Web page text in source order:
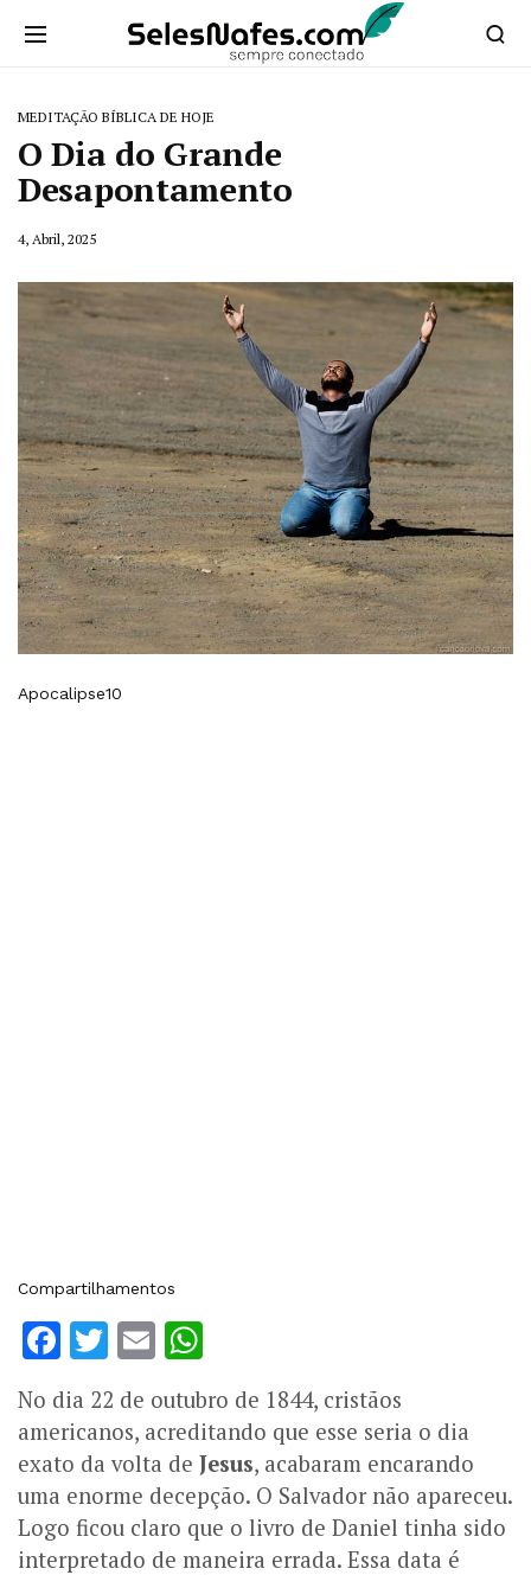
MEDITAÇÃO BÍBLICA DE HOJE
O Dia do Grande
Desapontamento
4, Abril, 2025
Apocalipse10
Compartilhamentos
Facebook
Twitter
Email
No dia 22 de outubro de 1844, cristãos
americanos, acreditando que esse seria o dia
exato da volta de Jesus, acabaram encarando
uma enorme decepção. O Salvador não apareceu.
Logo ficou claro que o livro de Daniel tinha sido
interpretado de maneira errada. Essa data é